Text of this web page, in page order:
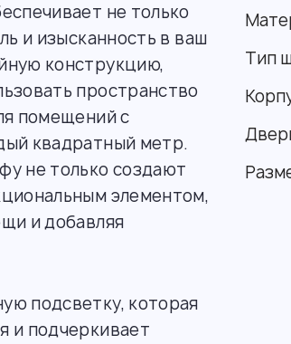
не только
и изысканность в ваш
конструкцию,
пространство
помещений с
квадратный метр.
не только создают
элементом,
и добавляя
подсветку, которая
и подчеркивает
Тип